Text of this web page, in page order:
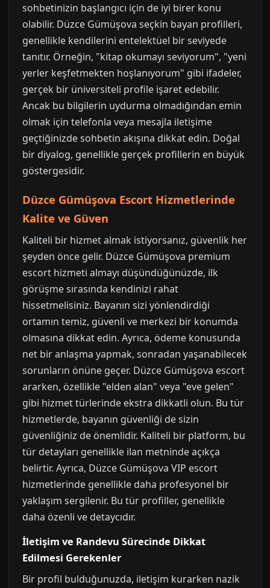
sohbetinizin başlangıcı için de iyi birer konu
olabilir. Düzce Gümüşova seçkin bayan profilleri,
genellikle kendilerini entelektüel bir seviyede
tanıtır. Örneğin, "kitap okumayı seviyorum", "yeni
yerler keşfetmekten hoşlanıyorum" gibi ifadeler,
gerçek bir üniversiteli profile işaret edebilir.
Ancak bu bilgilerin uydurma olmadığından emin
olmak için telefonla veya mesajla iletişime
geçtiğinizde sohbetin akışına dikkat edin. Doğal
bir diyalog, genellikle gerçek profillerin en büyük
göstergesidir.
Düzce Gümüşova Escort Hizmetlerinde
Kalite ve Güven
Kaliteli bir hizmet almak istiyorsanız, güvenlik her
şeyden önce gelir. Düzce Gümüşova premium
escort hizmeti almayı düşündüğünüzde, ilk
görüşme sırasında kendinizi rahat
hissetmelisiniz. Bayanın sizi yönlendirdiği
ortamın temiz, güvenli ve merkezi bir konumda
olmasına dikkat edin. Ayrıca, ödeme konusunda
net bir anlaşma yapmak, sonradan yaşanabilecek
sorunların önüne geçer. Düzce Gümüşova escort
ararken, özellikle "elden alan" veya "eve gelen"
gibi hizmet türlerinde ekstra dikkatli olun. Bu tür
hizmetlerde, bayanın güvenliği de sizin
güvenliğiniz de önemlidir. Kaliteli bir platform, bu
tür detayları genellikle ilan metninde açıkça
belirtir. Ayrıca, Düzce Gümüşova VIP escort
hizmetlerinde genellikle daha profesyonel bir
yaklaşım sergilenir. Bu tür profiller, genellikle
daha özenli ve detaycıdır.
İletişim ve Randevu Sürecinde Dikkat
Edilmesi Gerekenler
Bir profil bulduğunuzda, iletişim kurarken nazik